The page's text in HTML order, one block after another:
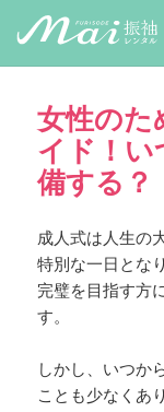
女性のた
イド！い
備する？
成人式は人生の
特別な一日とな
完璧を目指す方
す。
しかし、いつか
ことも少なくあ